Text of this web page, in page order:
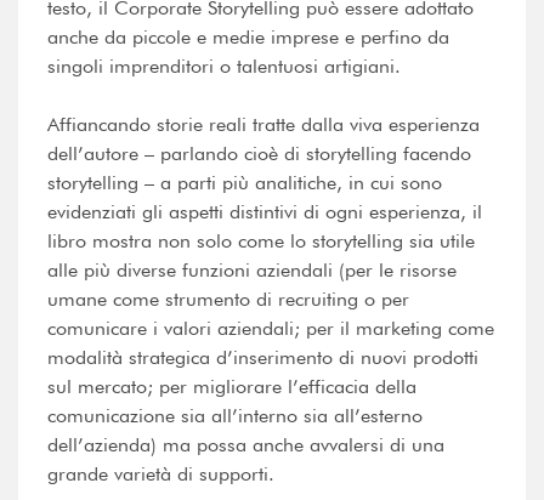
testo, il Corporate Storytelling può essere adottato
anche da piccole e medie imprese e perfino da
singoli imprenditori o talentuosi artigiani.
Affiancando storie reali tratte dalla viva esperienza
dell’autore – parlando cioè di storytelling facendo
storytelling – a parti più analitiche, in cui sono
evidenziati gli aspetti distintivi di ogni esperienza, il
libro mostra non solo come lo storytelling sia utile
alle più diverse funzioni aziendali (per le risorse
umane come strumento di recruiting o per
comunicare i valori aziendali; per il marketing come
modalità strategica d’inserimento di nuovi prodotti
sul mercato; per migliorare l’efficacia della
comunicazione sia all’interno sia all’esterno
dell’azienda) ma possa anche avvalersi di una
grande varietà di supporti.